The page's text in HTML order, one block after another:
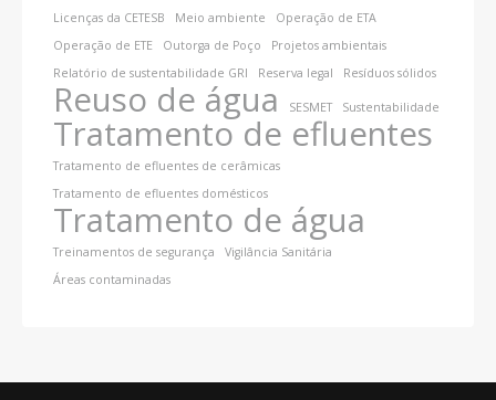
Licenças da CETESB
Meio ambiente
Operação de ETA
Operação de ETE
Outorga de Poço
Projetos ambientais
Relatório de sustentabilidade GRI
Reserva legal Resíduos sólidos
Reuso de água SESMET Sustentabilidade
Tratamento de efluentes
Tratamento de efluentes de cerâmicas
Tratamento de efluentes domésticos
Tratamento de água
Treinamentos de segurança
Vigilância Sanitária
Áreas contaminadas